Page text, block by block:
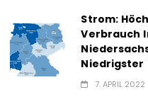
Strom:
Verbrauch
Niedrigster
7. APRIL 2022